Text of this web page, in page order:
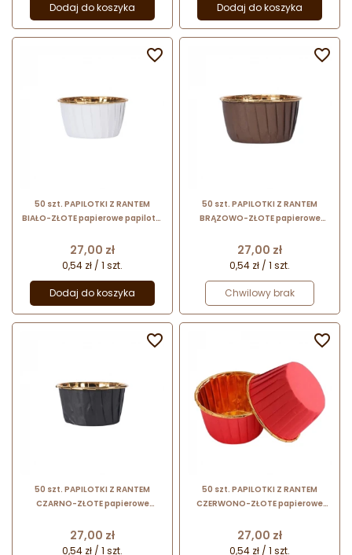
Dodaj do koszyka Dodaj do koszyka
50 szt. PAPILOTKI Z RANTEM
BIAŁO-ZŁOTE papierowe papilotki
powłoką w kolorze złotym
Cena
27,00 zł
0,54 zł / 1 szt.
Dodaj do koszyka

50 szt. PAPILOTKI Z RANTEM
BRĄZOWO-ZŁOTE papierowe
aluminiową powłoką w kolorze
złotym
Cena
27,00 zł
0,54 zł / 1 szt.
Chwilowy brak

50 szt. PAPILOTKI Z RANTEM
CZARNO-ZŁOTE papierowe
aluminiową powłoką w kolorze
złotym
Cena
27,00 zł
0,54 zł / 1 szt.

50 szt. PAPILOTKI Z RANTEM
CZERWONO-ZŁOTE papierowe
aluminiową powłoką w kolorze
złotym
Cena
27,00 zł
0,54 zł / 1 szt.
